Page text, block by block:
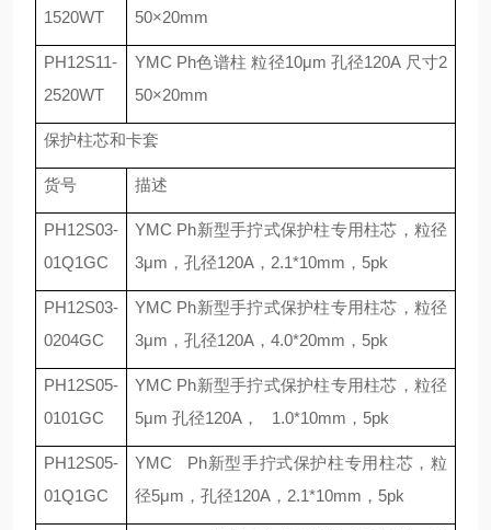
1520WT 50×20mm
PH12S11-
2520WT
YMC Ph色谱柱 粒径10μm 孔径120A 尺寸2
50×20mm
保护柱芯和卡套
货号 描述
PH12S03-
01Q1GC
YMC Ph新型手拧式保护柱专用柱芯，粒径
3μm ，孔径120A ， 2.1*10mm ， 5pk
PH12S03-
0204GC
YMC Ph新型手拧式保护柱专用柱芯，粒径
3μm ，孔径120A ， 4.0*20mm ， 5pk
PH12S05-
0101GC
YMC Ph新型手拧式保护柱专用柱芯，粒径
5μm 孔径120A ， 1.0*10mm ， 5pk
PH12S05-
01Q1GC
YMC Ph新型手拧式保护柱专用柱芯，粒
径5μm ，孔径120A ， 2.1*10mm ， 5pk